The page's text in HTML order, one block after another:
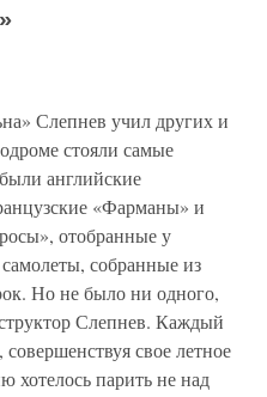
Слепнев учил других и
стояли самые
английские
«Фарманы» и
отобранные у
собранные из
Но не было ни одного,
Слепнев. Каждый
свое летное
хотелось парить не над